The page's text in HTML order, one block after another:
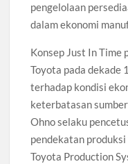
pengelolaan
dalam ekonomi
Konsep Just In Time
Toyota pada dekade
terhadap kondisi
keterbatasan
Ohno selaku
pendekatan
Toyota Production